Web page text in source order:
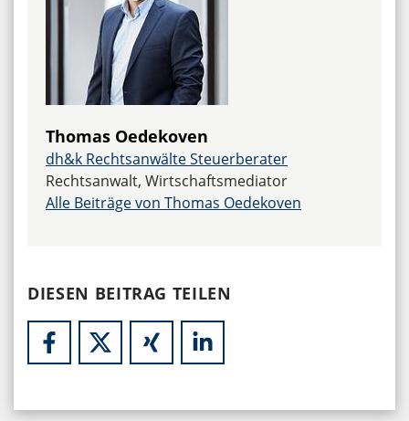
Thomas Oedekoven
dh&k Rechtsanwälte Steuerberater
Rechtsanwalt, Wirtschaftsmediator
Alle Beiträge von Thomas Oedekoven
DIESEN BEITRAG TEILEN